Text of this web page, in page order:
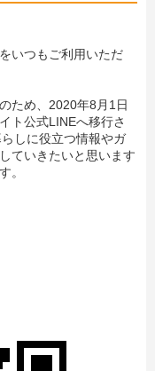
いつもご利用いただ
ため、2020年8月1日
ト公式LINEへ移行さ
しに役立つ情報やガ
ていきたいと思います
。